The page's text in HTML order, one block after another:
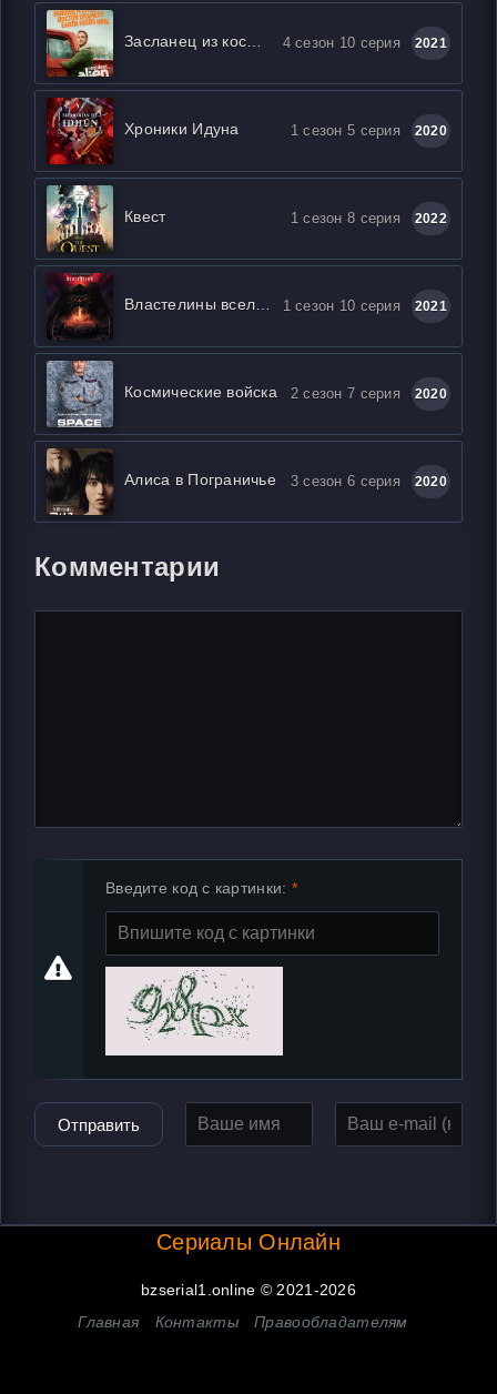
4 сезон 10 серия 2021
Хроники Идуна 1 сезон 5 серия 2020
Квест 1 сезон 8 серия 2022
1 сезон 10 серия 2021
Космические войска 2 сезон 7 серия 2020
Алиса в Пограничье 3 сезон 6 серия 2020
Комментарии
Введите код с картинки:
Отправить
Сериалы Онлайн
bzserial1.online © 2021-2026
Главная
Контакты Правообладателям